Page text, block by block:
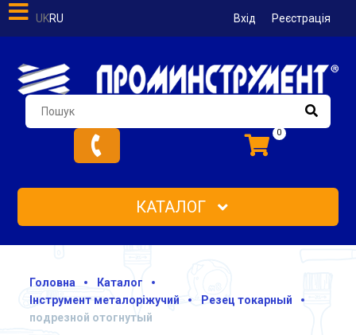
UKRU Вхід Реєстрація
0
КАТАЛОГ
Головна
Каталог
Інструмент металоріжучий
Резец токарный
подрезной отогнутый